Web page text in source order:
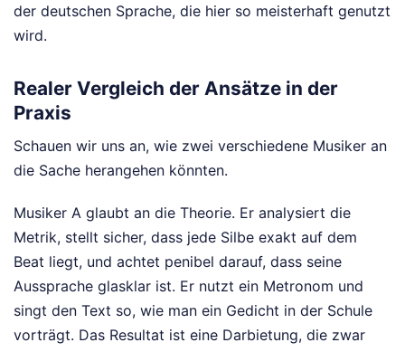
der deutschen Sprache, die hier so meisterhaft genutzt
wird.
Realer Vergleich der Ansätze in der
Praxis
Schauen wir uns an, wie zwei verschiedene Musiker an
die Sache herangehen könnten.
Musiker A glaubt an die Theorie. Er analysiert die
Metrik, stellt sicher, dass jede Silbe exakt auf dem
Beat liegt, und achtet penibel darauf, dass seine
Aussprache glasklar ist. Er nutzt ein Metronom und
singt den Text so, wie man ein Gedicht in der Schule
vorträgt. Das Resultat ist eine Darbietung, die zwar